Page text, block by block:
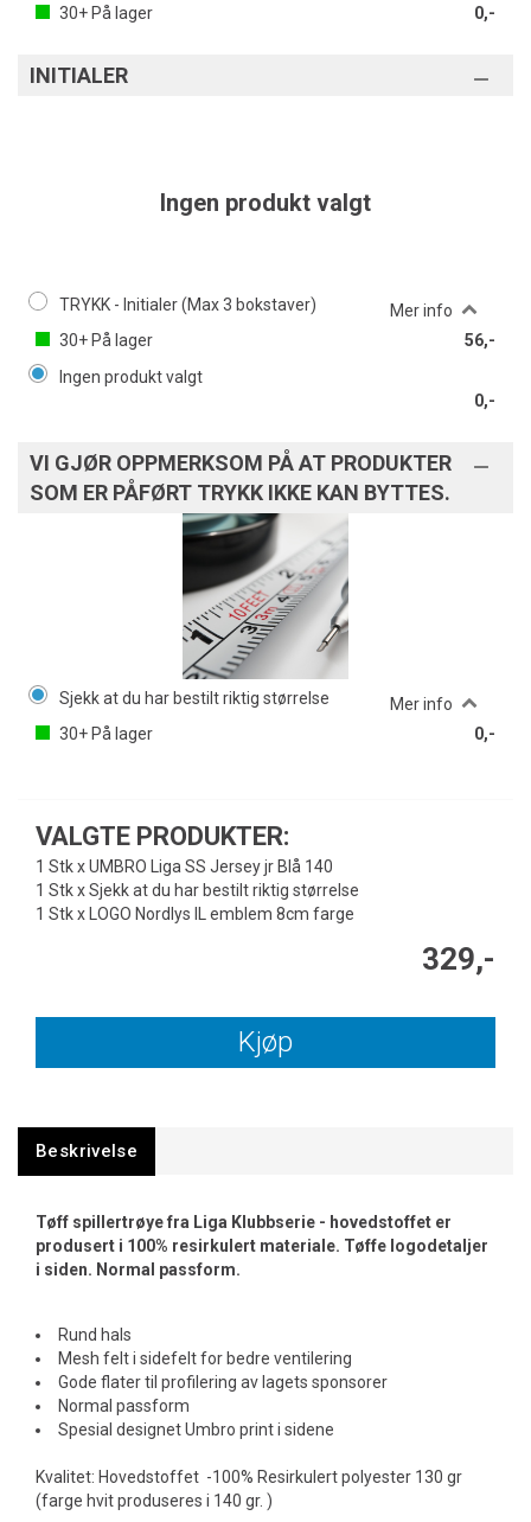
30+ På lager 0,-
INITIALER
Ingen produkt valgt
TRYKK - Initialer (Max 3 bokstaver)
Mer info
30+ På lager
56,-
Ingen produkt valgt
0,-
VI GJØR OPPMERKSOM PÅ AT PRODUKTER
SOM ER PÅFØRT TRYKK IKKE KAN BYTTES.
Sjekk at du har bestilt riktig størrelse
Mer info
30+ På lager 0,-
VALGTE PRODUKTER:
1 Stk x UMBRO Liga SS Jersey jr Blå 140
1 Stk x Sjekk at du har bestilt riktig størrelse
1 Stk x LOGO Nordlys IL emblem 8cm farge
329,-
Kjøp
Beskrivelse
Tøff spillertrøye fra Liga Klubbserie - hovedstoffet er
produsert i 100% resirkulert materiale. Tøffe logodetaljer
i siden. Normal passform.
Rund hals
Mesh felt i sidefelt for bedre ventilering
Gode flater til profilering av lagets sponsorer
Normal passform
Spesial designet Umbro print i sidene
Kvalitet: Hovedstoffet -100% Resirkulert polyester 130 gr
(farge hvit produseres i 140 gr. )